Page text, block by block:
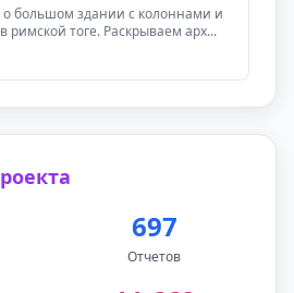
о большом здании с колоннами и
римской тоге. Раскрываем арх...
697
Отчетов